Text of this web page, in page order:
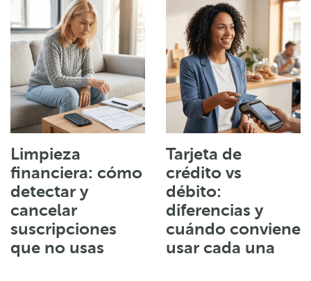
Limpieza
financiera: cómo
detectar y
cancelar
suscripciones
que no usas
Tarjeta de
crédito vs
débito:
diferencias y
cuándo conviene
usar cada una